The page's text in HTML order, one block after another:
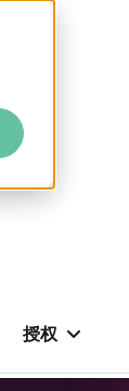
授权